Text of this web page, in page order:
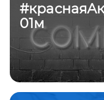
01м